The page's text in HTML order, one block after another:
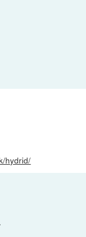
hydrid/